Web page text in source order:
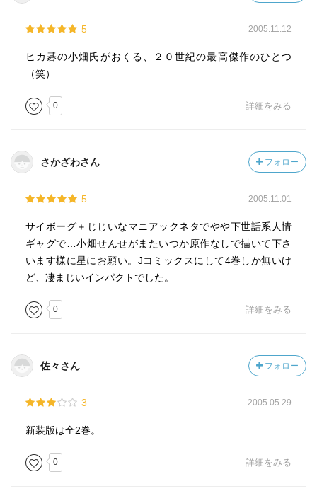
5 2005.11.12
ヒカ碁の小畑氏がおくる、２０世紀の最高傑作のひとつ
（笑）
0 詳細をみる
さかざわさん フォロー
5 2005.11.01
サイボーグ＋じじいなマニアックネタでやや下世話系人情
ギャグで…小畑せんせがまたいつか原作なしで描いて下さ
います様に星にお願い。Jコミックスにして4巻しか無いけ
ど、凄まじいインパクトでした。
0 詳細をみる
佐々さん フォロー
3 2005.05.29
新装版は全2巻。
0 詳細をみる